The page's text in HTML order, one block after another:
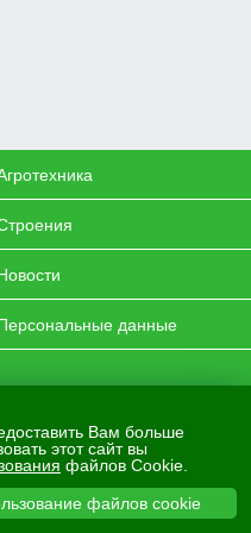
данные
Все права защищены.
информация носит
публичной офертой.
Вам больше
этот сайт вы
файлов Cookie.
файлов cookie